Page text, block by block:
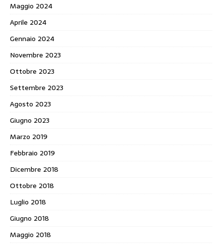
Maggio 2024
Aprile 2024
Gennaio 2024
Novembre 2023
Ottobre 2023
Settembre 2023
Agosto 2023
Giugno 2023
Marzo 2019
Febbraio 2019
Dicembre 2018
Ottobre 2018
Luglio 2018
Giugno 2018
Maggio 2018